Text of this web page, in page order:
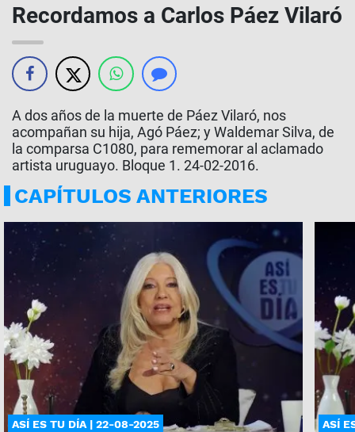
Recordamos a Carlos Páez Vilaró
A dos años de la muerte de Páez Vilaró, nos
acompañan su hija, Agó Páez; y Waldemar Silva, de
la comparsa C1080, para rememorar al aclamado
artista uruguayo. Bloque 1. 24-02-2016.
CAPÍTULOS ANTERIORES
ASÍ ES TU DÍA | 22-08-2025 ASÍ